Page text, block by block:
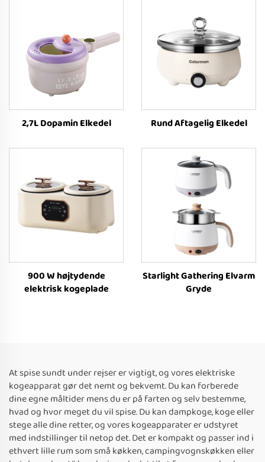
2,7L Dopamin Elkedel Rund Aftagelig Elkedel
900 W højtydende
elektrisk kogeplade
Starlight Gathering Elvarm
Gryde
At spise sundt under rejser er vigtigt, og vores elektriske
kogeapparat gør det nemt og bekvemt. Du kan forberede
dine egne måltider mens du er på farten og selv bestemme,
hvad og hvor meget du vil spise. Du kan dampkoge, koge eller
stege alle dine retter, og vores kogeapparater er udstyret
med indstillinger til netop det. Det er kompakt og passer ind i
ethvert lille rum som små køkken, campingvognskøkken eller